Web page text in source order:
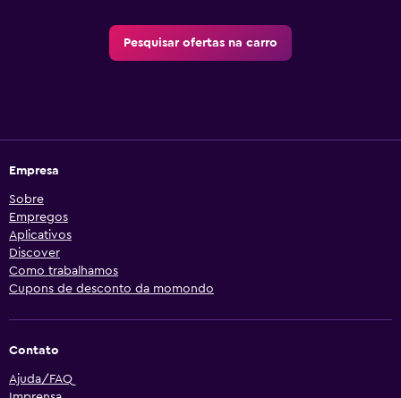
Pesquisar ofertas na carro
Empresa
Sobre
Empregos
Aplicativos
Discover
Como trabalhamos
Cupons de desconto da momondo
Contato
Ajuda/FAQ